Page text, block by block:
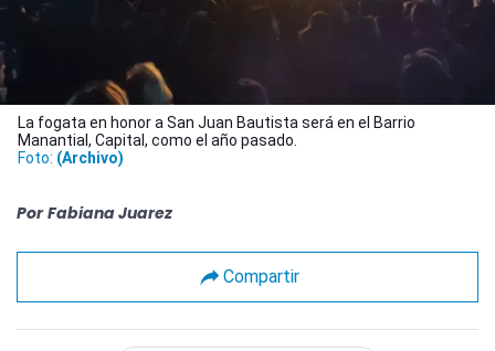
La fogata en honor a San Juan Bautista será en el Barrio
Manantial, Capital, como el año pasado.
Foto: (Archivo)
Por Fabiana Juarez
Compartir